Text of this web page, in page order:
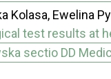
Kolasa, Ewelina
test results at
sectio DD